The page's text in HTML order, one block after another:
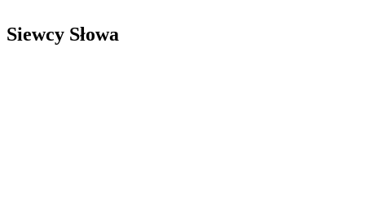
Siewcy Słowa